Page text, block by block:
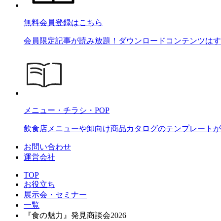
無料会員登録はこちら
会員限定記事が読み放題！ダウンロードコンテンツは
メニュー・チラシ・POP
飲食店メニューや卸向け商品カタログのテンプレート
お問い合わせ
運営会社
TOP
お役立ち
展示会・セミナー
一覧
『食の魅力』発見商談会2026